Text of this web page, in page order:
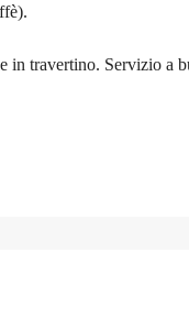
travertino. Servizio a